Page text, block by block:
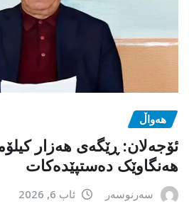
هەواڵ
ئۆجەلان: ڕێگەی هەزار
هەنگاوێک دەستپێدەکات
سەرنوسەر ئاب 6, 2026